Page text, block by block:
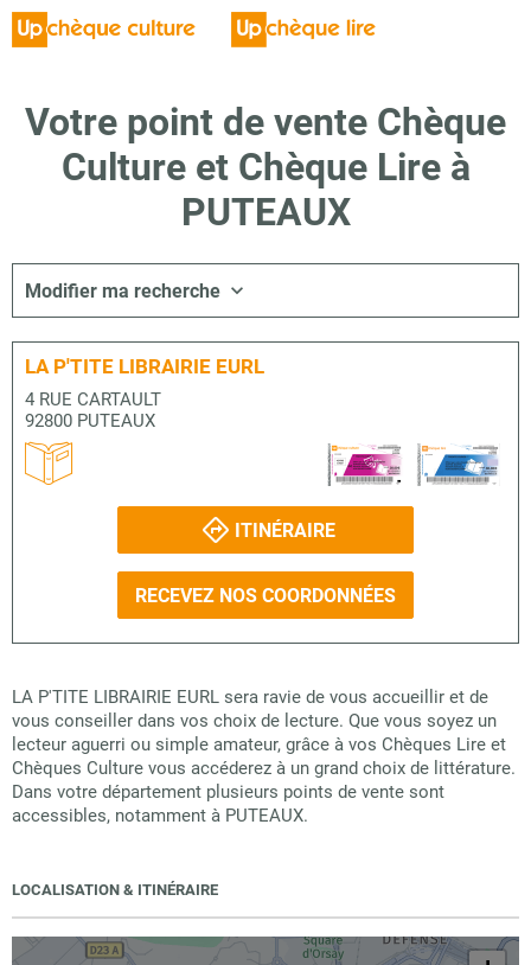
Votre point de vente Chèque
Culture et Chèque Lire à
PUTEAUX
Modifier ma recherche
LA P'TITE LIBRAIRIE EURL
4 RUE CARTAULT
92800 PUTEAUX
ITINÉRAIRE
RECEVEZ NOS COORDONNÉES
LA P'TITE LIBRAIRIE EURL sera ravie de vous accueillir et de
vous conseiller dans vos choix de lecture. Que vous soyez un
lecteur aguerri ou simple amateur, grâce à vos Chèques Lire et
Chèques Culture vous accéderez à un grand choix de littérature.
Dans votre département plusieurs points de vente sont
accessibles, notamment à PUTEAUX.
LOCALISATION & ITINÉRAIRE